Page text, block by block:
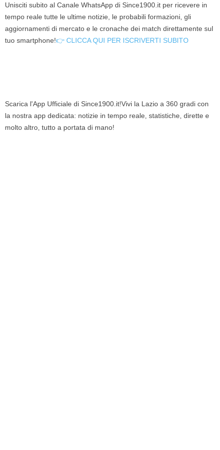
Unisciti subito al Canale WhatsApp di Since1900.it per ricevere in
tempo reale tutte le ultime notizie, le probabili formazioni, gli
aggiornamenti di mercato e le cronache dei match direttamente sul
tuo smartphone!👉 CLICCA QUI PER ISCRIVERTI SUBITO
Scarica l'App Ufficiale di Since1900.it!Vivi la Lazio a 360 gradi con
la nostra app dedicata: notizie in tempo reale, statistiche, dirette e
molto altro, tutto a portata di mano!